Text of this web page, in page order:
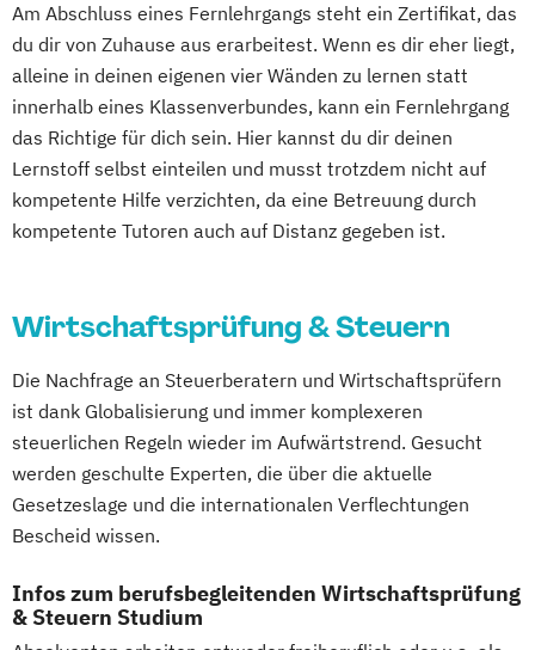
Am Abschluss eines Fernlehrgangs steht ein Zertifikat, das
du dir von Zuhause aus erarbeitest. Wenn es dir eher liegt,
alleine in deinen eigenen vier Wänden zu lernen statt
innerhalb eines Klassenverbundes, kann ein Fernlehrgang
das Richtige für dich sein. Hier kannst du dir deinen
Lernstoff selbst einteilen und musst trotzdem nicht auf
kompetente Hilfe verzichten, da eine Betreuung durch
kompetente Tutoren auch auf Distanz gegeben ist.
Wirtschaftsprüfung & Steuern
Die Nachfrage an Steuerberatern und Wirtschaftsprüfern
ist dank Globalisierung und immer komplexeren
steuerlichen Regeln wieder im Aufwärtstrend. Gesucht
werden geschulte Experten, die über die aktuelle
Gesetzeslage und die internationalen Verflechtungen
Bescheid wissen.
Infos zum berufsbegleitenden Wirtschaftsprüfung
& Steuern Studium